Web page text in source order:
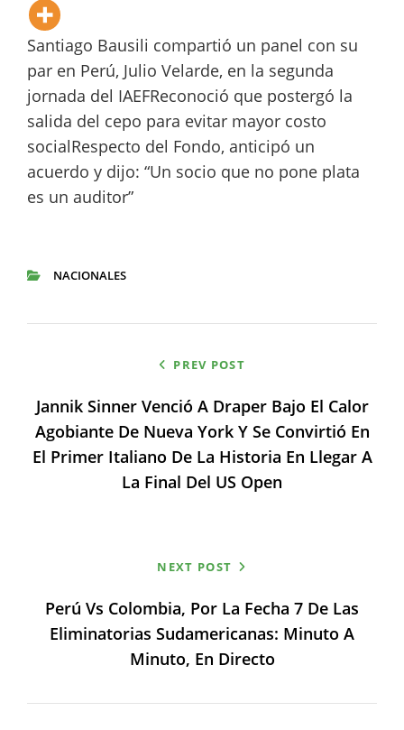
Santiago Bausili compartió un panel con su
par en Perú, Julio Velarde, en la segunda
jornada del IAEFReconoció que postergó la
salida del cepo para evitar mayor costo
socialRespecto del Fondo, anticipó un
acuerdo y dijo: “Un socio que no pone plata
es un auditor”
NACIONALES
entradas
PREV POST
Jannik Sinner Venció A Draper Bajo El Calor
Agobiante De Nueva York Y Se Convirtió En
El Primer Italiano De La Historia En Llegar A
La Final Del US Open
NEXT POST
Perú Vs Colombia, Por La Fecha 7 De Las
Eliminatorias Sudamericanas: Minuto A
Minuto, En Directo